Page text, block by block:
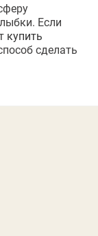
Если
купить
сделать